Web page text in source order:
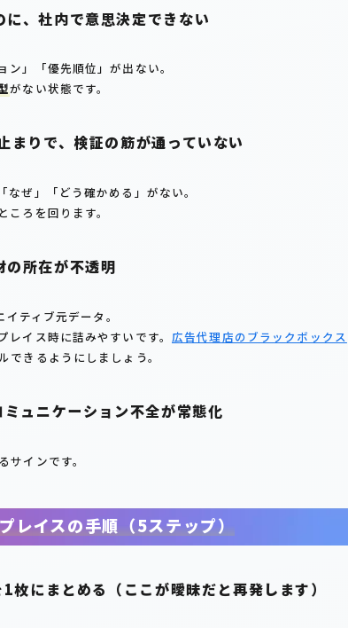
、社内で意思決定できない
」「優先順位」が出ない。
がない状態です。
りで、検証の筋が通っていない
なぜ」「どう確かめる」がない。
ろを回ります。
所在が不透明
ティブ元データ。
レイス時に詰みやすいです。広告代理店のブラックボックス
できるようにしましょう。
ュニケーション不全が常態化
インです。
レイスの手順（5ステップ）
にまとめる（ここが曖昧だと再発します）